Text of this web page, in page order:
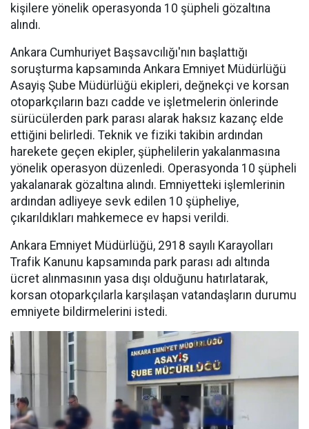
kişilere yönelik operasyonda 10 şüpheli gözaltına
alındı.
Ankara Cumhuriyet Başsavcılığı'nın başlattığı
soruşturma kapsamında Ankara Emniyet Müdürlüğü
Asayiş Şube Müdürlüğü ekipleri, değnekçi ve korsan
otoparkçıların bazı cadde ve işletmelerin önlerinde
sürücülerden park parası alarak haksız kazanç elde
ettiğini belirledi. Teknik ve fiziki takibin ardından
harekete geçen ekipler, şüphelilerin yakalanmasına
yönelik operasyon düzenledi. Operasyonda 10 şüpheli
yakalanarak gözaltına alındı. Emniyetteki işlemlerinin
ardından adliyeye sevk edilen 10 şüpheliye,
çıkarıldıkları mahkemece ev hapsi verildi.
Ankara Emniyet Müdürlüğü, 2918 sayılı Karayolları
Trafik Kanunu kapsamında park parası adı altında
ücret alınmasının yasa dışı olduğunu hatırlatarak,
korsan otoparkçılarla karşılaşan vatandaşların durumu
emniyete bildirmelerini istedi.